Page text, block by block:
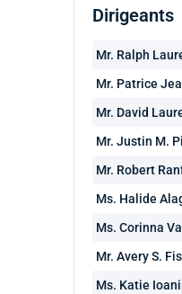
Dirigeants
Mr. Ralph
Mr. Patrice
Mr. David
Mr. Justin M.
Mr. Robert
Ms. Halide
Ms. Corinna
Mr. Avery S.
Ms. Katie